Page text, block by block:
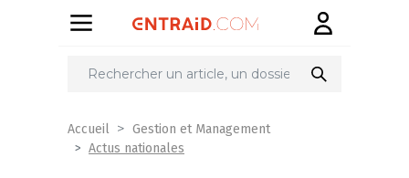
Partager
Accueil
Gestion et Management
Actus nationales